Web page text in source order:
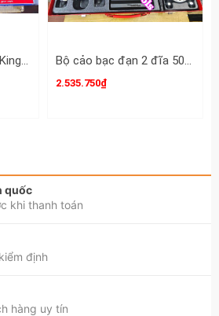
Vam cảo chữ H 2 chấu
1 và B0045-2
7962-08 Cảo 2 chấu Kingtony 8 inch 200mm mở 95-200mm, vam 2 chấu 8 inch Bộ cảo bạc đạn 2 đĩa 50mm-75mm Licota ATB-1071
2.535.750₫
quốc
khi thanh toán
định
hàng uy tín